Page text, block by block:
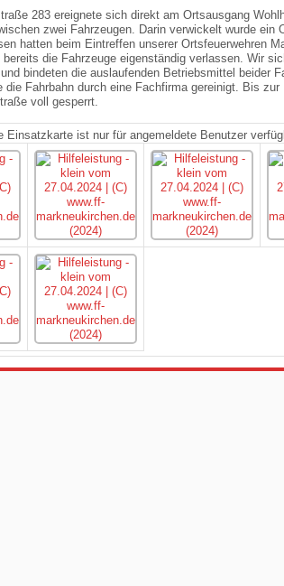
283 ereignete sich direkt am Ortsausgang
zwei Fahrzeugen. Darin verwickelt wurde ein
hatten beim Eintreffen unserer Ortsfeuerwehren
bereits die Fahrzeuge eigenständig verlassen. Wir
bindeten die auslaufenden Betriebsmittel beider
die Fahrbahn durch eine Fachfirma gereinigt. Bis zur
voll gesperrt.
Einsatzkarte ist nur für angemeldete Benutzer